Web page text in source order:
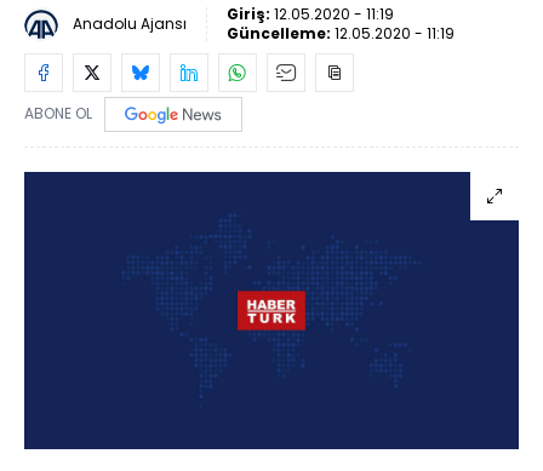
Anadolu Ajansı Giriş: 12.05.2020 - 11:19
Güncelleme: 12.05.2020 - 11:19
ABONE OL